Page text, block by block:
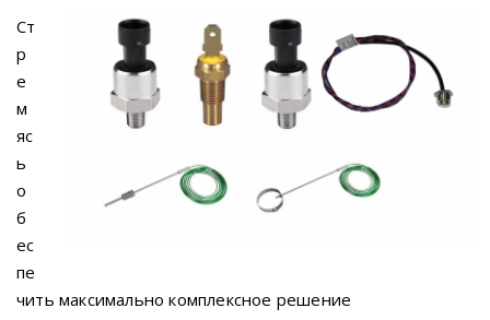
Ст
р
е
м
яс
ь
о
б
ес
пе
чить максимально комплексное решение